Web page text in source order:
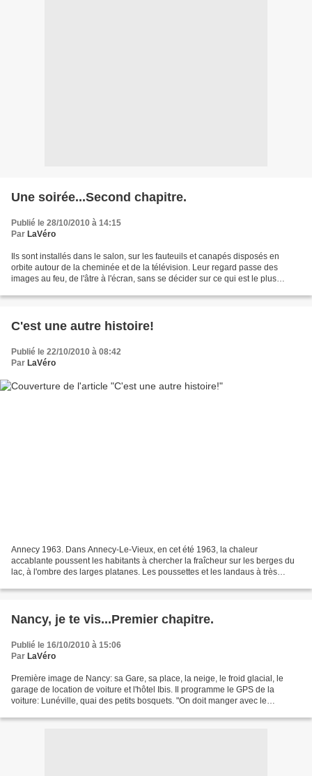
Une soirée...Second chapitre.
Publié le 28/10/2010 à 14:15
Par LaVéro
Ils sont installés dans le salon, sur les fauteuils et canapés disposés en
orbite autour de la cheminée et de la télévision. Leur regard passe des
images au feu, de l'âtre à l'écran, sans se décider sur ce qui est le plus
C'est une autre histoire!
Publié le 22/10/2010 à 08:42
Par LaVéro
Annecy 1963. Dans Annecy-Le-Vieux, en cet été 1963, la chaleur
accablante poussent les habitants à chercher la fraîcheur sur les berges du
lac, à l'ombre des larges platanes. Les poussettes et les landaus à très
Nancy, je te vis...Premier chapitre.
Publié le 16/10/2010 à 15:06
Par LaVéro
Première image de Nancy: sa Gare, sa place, la neige, le froid glacial, le
garage de location de voiture et l'hôtel Ibis. Il programme le GPS de la
voiture: Lunéville, quai des petits bosquets. "On doit manger avec le